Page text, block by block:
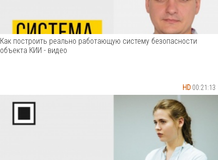
HD 00:21:13
Как построить реально работающую систему безопасности
объекта КИИ - видео